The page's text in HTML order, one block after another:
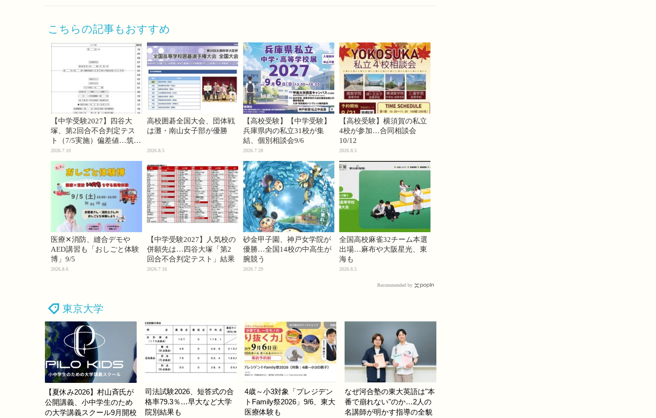
こちらの記事もおすすめ
【中学受験2027】四谷大
塚、第2回合不合判定テス
ト（7/5実施）偏差値…筑駒
74・桜蔭70＜PR＞
2026.7.10
高校囲碁全国大会、団体戦
は灘・南山女子部が優勝
2026.8.5
【高校受験】【中学受験】
兵庫県内の私立31校が集
結、個別相談会9/6
2026.7.28
【高校受験】横須賀の私立
4校が参加…合同相談会
10/12
2026.8.5
医療✕消防、縫合デモや
AED講習も「おしごと体験
博」9/5
2026.8.6
【中学受験2027】人気校の
併願先は…四谷大塚「第2
回合不合判定テスト」結果
2026.7.16
砂金甲子園、神戸女学院が
優勝…全国14校の中高生が
腕競う
2026.7.29
全国高校麻雀32チーム本選
出場…麻布や大阪星光、東
海も
2026.8.5
Recommended by
東京大学
【夏休み2026】村山斉氏が
公開講義、小中学生のため
の大学講義スクール9月開校
司法試験2026、短答式の合
格率79.3％…早大など大学
院別結果も
4歳～小3対象「プレジデン
トFamily祭2026」9/6、東大
医療体験も
なぜ河合塾の東大英語は"本
番で崩れない"のか…2人の
名講師が明かす指導の全貌